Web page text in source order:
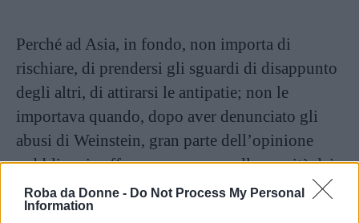
Roba da Donne - Do Not Process My Personal
Information
Perché ad Asia, in fondo, non importa di
rischiare, di prendersi gli sguardi di disappunto
degli altri, di attirarsi le antipatie; non le
importava quando, dopo aver denunciato gli
abusi di Weinstein, gran parte dell’opinione
pubblica si soffermava appena sulla gravità dei
comportamenti del produttore chiosando con
un laconico “Oh” scandalizzato, preferendo